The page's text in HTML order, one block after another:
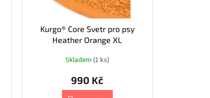
Kurgo® Core Svetr pro psy
Heather Orange XL
Skladem (1 ks)
990 Kč